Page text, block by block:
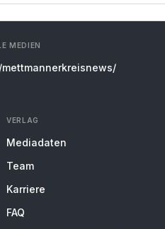
MEDIEN
VERLAG
Mediadaten
Team
Karriere
FAQ